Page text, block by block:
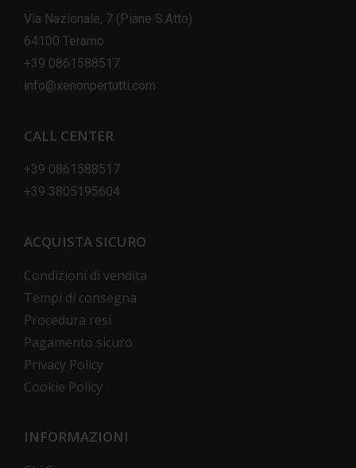
Via Nazionale, 7 (Piane S.Atto)
64100 Teramo
+39 0861588517
info@xenonpertutti.com
CALL CENTER
+39 0861588517
+39 3805195604
ACQUISTA SICURO
Condizioni di vendita
Tempi di consegna
Procedura resi
Pagamento sicuro
Privacy Policy
Cookie Policy
INFORMAZIONI